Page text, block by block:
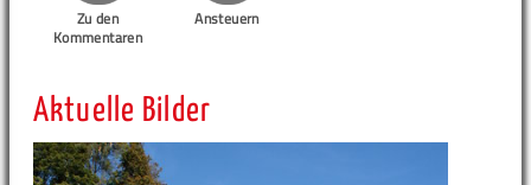
Zu den
Kommentaren
Ansteuern
Aktuelle Bilder